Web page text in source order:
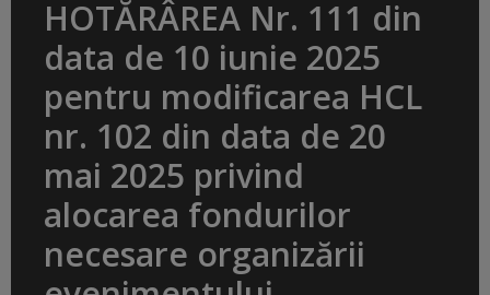
HOTĂRÂREA Nr. 111 din
data de 10 iunie 2025
pentru modificarea HCL
nr. 102 din data de 20
mai 2025 privind
alocarea fondurilor
necesare organizării